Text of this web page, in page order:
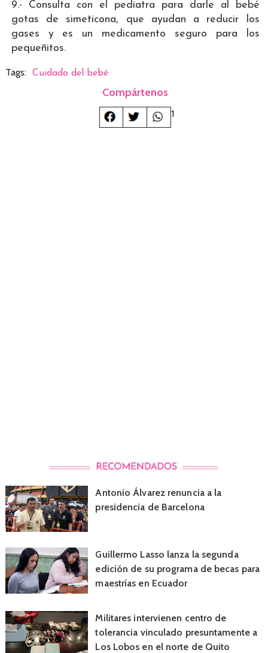
9.- Consulta con el pediatra para darle al bebé
gotas de simeticona, que ayudan a reducir los
gases y es un medicamento seguro para los
pequeñitos.
Tags: Cuidado del bebé
Compártenos
1
Antonio Álvarez renuncia a la
presidencia de Barcelona
Guillermo Lasso lanza la segunda
edición de su programa de becas para
maestrías en Ecuador
Militares intervienen centro de
tolerancia vinculado presuntamente a
Los Lobos en el norte de Quito